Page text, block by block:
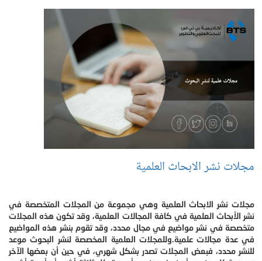
مجلات نشر الابحاث العلمية
مجلات نشر الابحاث العلمية وهي مجموعة من المجلات المتخصصة في
نشر الأبحاث العلمية في كافة المجالات العلمية، وقد تكون هذه المجلات
متخصصة في نشر مواضيع في مجال محدد، وقد تقوم بنشر هذه المواضيع
في عدة مجالات علمية.وللمجلات العلمية المخصصة لنشر البحوث موعد
للنشر محدد، فبعض المجلات تصدر بشكل شهري، في حين أن بعضها الآخر